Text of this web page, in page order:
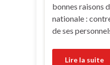
bonnes raisons
nationale :
de ses
Lire la suite